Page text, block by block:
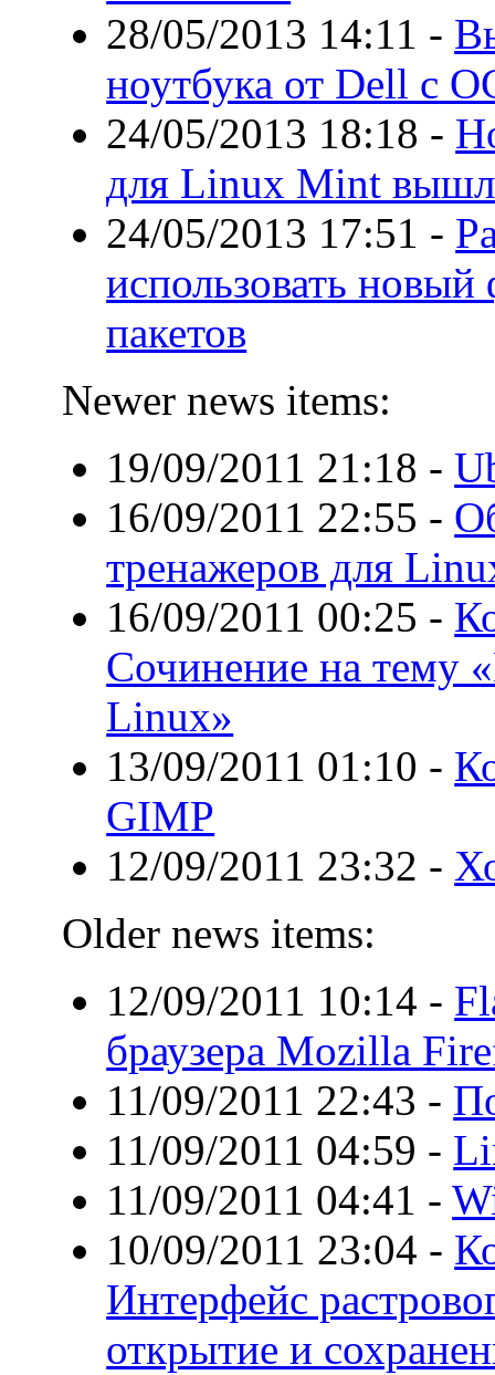
28/05/2013 14:11 -
ноутбука от Dell с
24/05/2013 18:18 -
для Linux Mint
24/05/2013 17:51 -
использовать
пакетов
Newer news items:
19/09/2011 21:18 -
16/09/2011 22:55 -
тренажеров для
16/09/2011 00:25 -
Сочинение на тему
Linux»
13/09/2011 01:10 -
GIMP
12/09/2011 23:32 -
Older news items:
12/09/2011 10:14 -
браузера Mozilla
11/09/2011 22:43 -
11/09/2011 04:59 -
11/09/2011 04:41 -
10/09/2011 23:04 -
Интерфейс
открытие и